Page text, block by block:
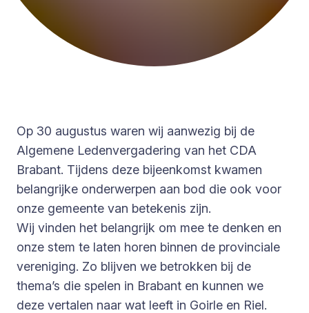
Op 30 augustus waren wij aanwezig bij de
Algemene Ledenvergadering van het CDA
Brabant. Tijdens deze bijeenkomst kwamen
belangrijke onderwerpen aan bod die ook voor
onze gemeente van betekenis zijn.
Wij vinden het belangrijk om mee te denken en
onze stem te laten horen binnen de provinciale
vereniging. Zo blijven we betrokken bij de
thema’s die spelen in Brabant en kunnen we
deze vertalen naar wat leeft in Goirle en Riel.